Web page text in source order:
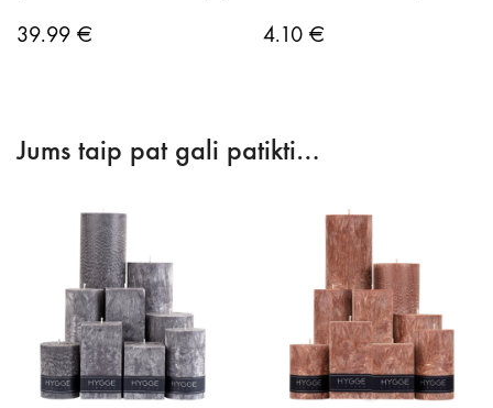
39.99 € 4.10 €
Jums taip pat gali patikti…